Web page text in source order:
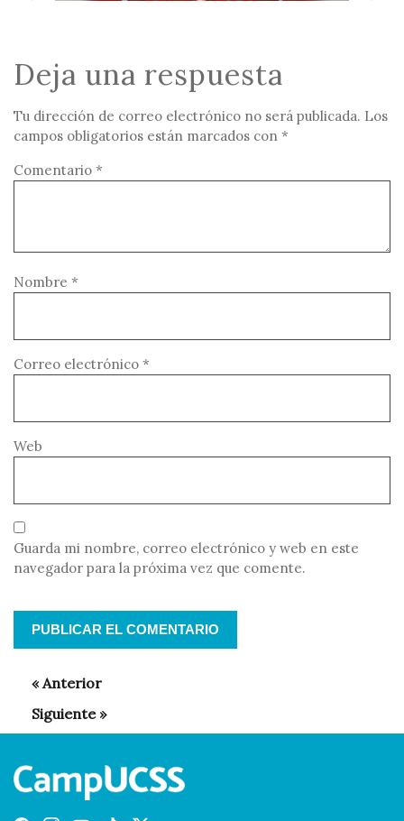
Deja una respuesta
Tu dirección de correo electrónico no será publicada. Los
campos obligatorios están marcados con *
Comentario *
Nombre *
Correo electrónico *
Web
Guarda mi nombre, correo electrónico y web en este
navegador para la próxima vez que comente.